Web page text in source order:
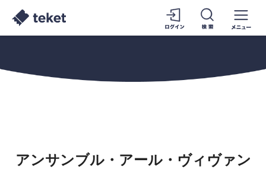
アンサンブル・アール・ヴィヴァン